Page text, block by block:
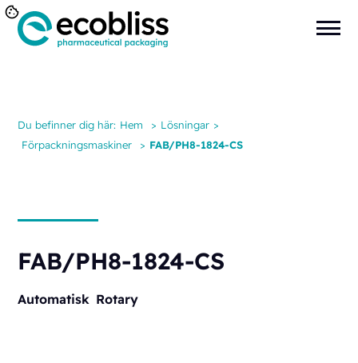
Du befinner dig här: Hem > Lösningar >
Förpackningsmaskiner
> FAB/PH8-1824-CS
FAB/PH8-1824-CS
Automatisk Rotary